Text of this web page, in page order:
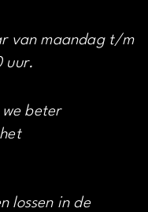
van maandag t/m
uur.
beter
lossen in de